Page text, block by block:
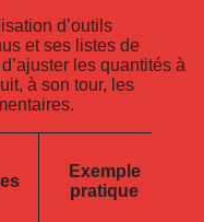
d’outils
et ses listes de
les quantités à
à son tour, les
Exemple
pratique